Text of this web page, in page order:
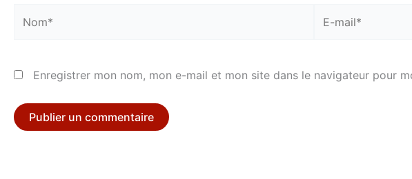
mail*
Enregistrer mon nom, mon e-mail et mon site dans le navigateur pour